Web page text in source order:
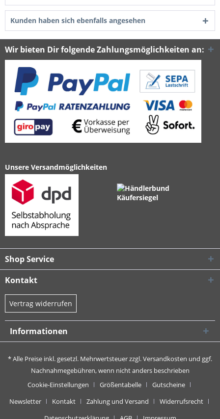
Kunden haben sich ebenfalls angesehen
Wir bieten Dir folgende Zahlungsmöglichkeiten an:
Unsere Versandmöglichkeiten
Shop Service
Kontakt
Vertrag widerrufen
Informationen
* Alle Preise inkl. gesetzl. Mehrwertsteuer zzgl.Versandkosten und ggf.
Nachnahmegebühren, wenn nicht anders beschrieben
Cookie-Einstellungen
Größentabelle
Gutscheine
Newsletter
Kontakt Zahlung und Versand
Widerrufsrecht